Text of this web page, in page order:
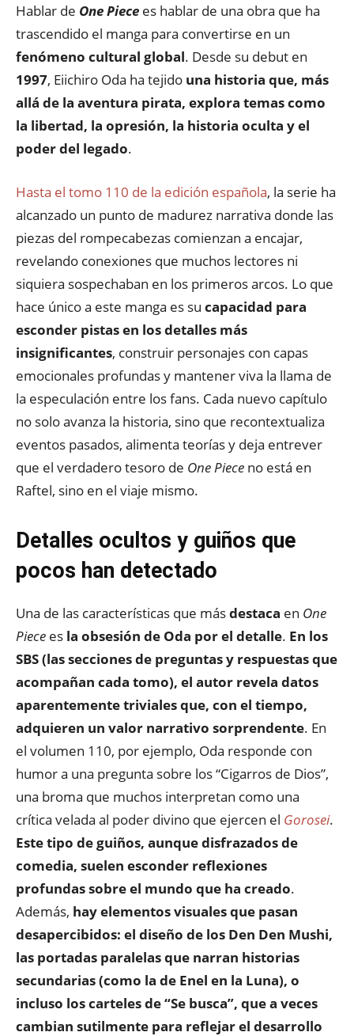
Hablar de One Piece es hablar de una obra que ha
trascendido el manga para convertirse en un
fenómeno cultural global. Desde su debut en
1997, Eiichiro Oda ha tejido una historia que, más
allá de la aventura pirata, explora temas como
la libertad, la opresión, la historia oculta y el
poder del legado.
Hasta el tomo 110 de la edición española, la serie ha
alcanzado un punto de madurez narrativa donde las
piezas del rompecabezas comienzan a encajar,
revelando conexiones que muchos lectores ni
siquiera sospechaban en los primeros arcos. Lo que
hace único a este manga es su capacidad para
esconder pistas en los detalles más
insignificantes, construir personajes con capas
emocionales profundas y mantener viva la llama de
la especulación entre los fans. Cada nuevo capítulo
no solo avanza la historia, sino que recontextualiza
eventos pasados, alimenta teorías y deja entrever
que el verdadero tesoro de One Piece no está en
Raftel, sino en el viaje mismo.
Detalles ocultos y guiños que
pocos han detectado
Una de las características que másdestaca en One
Piece es la obsesión de Oda por el detalle. En los
SBS (las secciones de preguntas y respuestas que
acompañan cada tomo), el autor revela datos
aparentemente triviales que, con el tiempo,
adquieren un valor narrativo sorprendente. En
el volumen 110, por ejemplo, Oda responde con
humor a una pregunta sobre los “Cigarros de Dios”,
una broma que muchos interpretan como una
crítica velada al poder divino que ejercen el Gorosei.
Este tipo de guiños, aunque disfrazados de
comedia, suelen esconder reflexiones
profundas sobre el mundo que ha creado.
Además, hay elementos visuales que pasan
desapercibidos: el diseño de los Den Den Mushi,
las portadas paralelas que narran historias
secundarias (como la de Enel en la Luna), o
incluso los carteles de “Se busca”, que a veces
cambian sutilmente para reflejar el desarrollo